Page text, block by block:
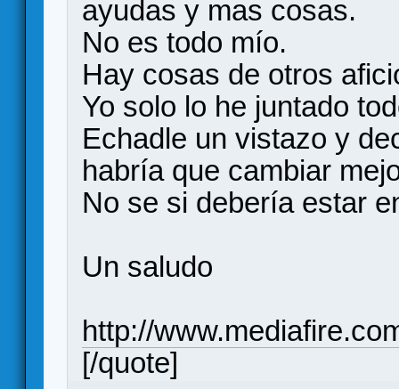
ayudas y mas cosas.
No es todo mío.
Hay cosas de otros
Yo solo lo he juntado
Echadle un vistazo y
habría que cambiar
No se si debería estar
Un saludo
http://
[/quote]